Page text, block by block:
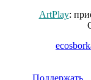
ArtPlay:
Поддержать